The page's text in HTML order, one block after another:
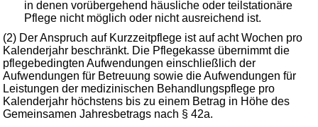
in denen vorübergehend häusliche oder teilstationäre
Pflege nicht möglich oder nicht ausreichend ist.
(2) Der Anspruch auf Kurzzeitpflege ist auf acht Wochen pro
Kalenderjahr beschränkt. Die Pflegekasse übernimmt die
pflegebedingten Aufwendungen einschließlich der
Aufwendungen für Betreuung sowie die Aufwendungen für
Leistungen der medizinischen Behandlungspflege pro
Kalenderjahr höchstens bis zu einem Betrag in Höhe des
Gemeinsamen Jahresbetrags nach § 42a.